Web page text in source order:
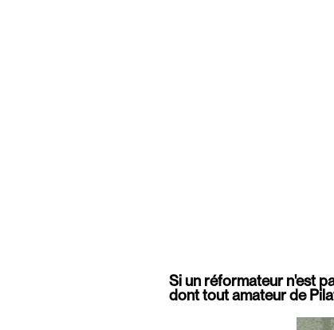
Si un réformateur n'est
dont tout amateur de